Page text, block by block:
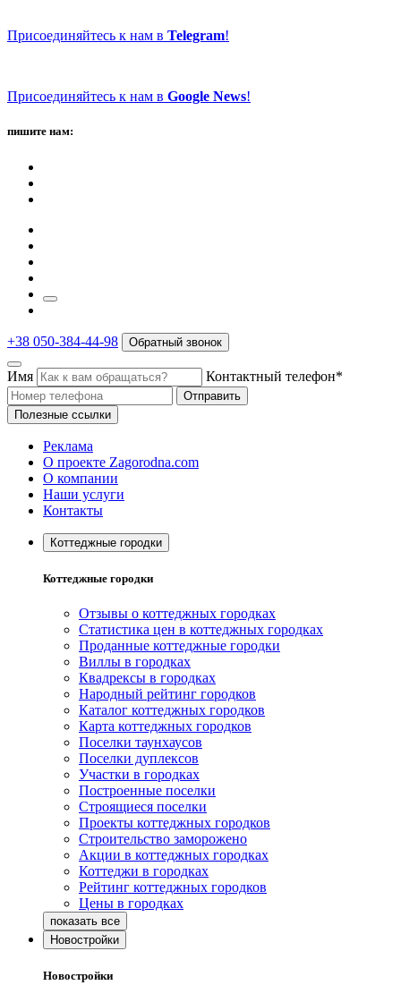
Присоединяйтесь к нам в Telegram!
Присоединяйтесь к нам в Google News!
пишите нам:
+38 050-384-44-98 Обратный звонок
Имя Контактный телефон*
Отправить
Полезные ссылки
Реклама
О проекте Zagorodna.com
О компании
Наши услуги
Контакты
Коттеджные городки
Коттеджные городки
Отзывы о коттеджных городках
Статистика цен в коттеджных городках
Проданные коттеджные городки
Виллы в городках
Квадрексы в городках
Народный рейтинг городков
Каталог коттеджных городков
Карта коттеджных городков
Поселки таунхаусов
Поселки дуплексов
Участки в городках
Построенные поселки
Строящиеся поселки
Проекты коттеджных городков
Строительство заморожено
Акции в коттеджных городках
Коттеджи в городках
Рейтинг коттеджных городков
Цены в городках
Новостройки
Новостройки